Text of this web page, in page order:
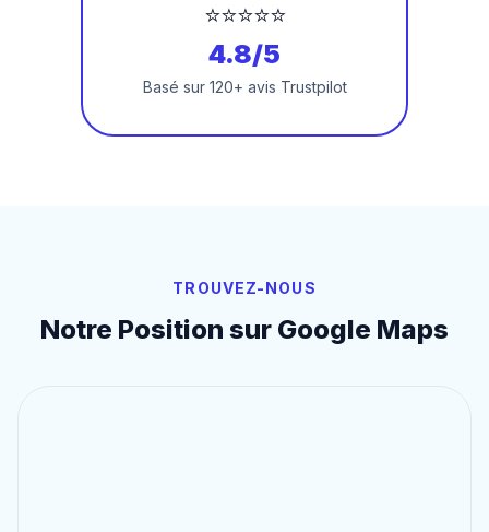
⭐⭐⭐⭐⭐
4.8/5
Basé sur 120+ avis Trustpilot
TROUVEZ-NOUS
Notre Position sur Google Maps